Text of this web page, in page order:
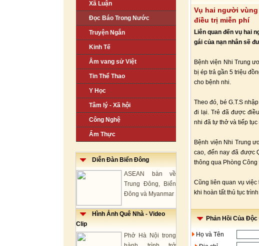
Xã Luận
Đọc Báo Trong Nước
Truyện Ngắn
Kinh Tế
Âm vang sử Việt
Tin Thể Thao
Y Học
Tâm lý - Xã hội
Công Nghệ
Ẩm Thực
Diễn Đàn Biển Đông
ASEAN bàn về
Trung Đông, Biển
Đông và Myanmar
Hình Ảnh Quê Nhà - Video
Clip
Phở Hà Nội trong
Vụ hai người
điều trị miễn phí
Liên quan đến vụ hai
gái của nạn nhân sẽ
Bệnh viện Nhi Trung
bị ép trả gần 5 triệu
cho bệnh nhi.
Theo đó, bé G.T.S
đi lại. Trẻ đã được
nhi đã tự thở và tiếp
Bệnh viện Nhi Trung
cao, đến nay đã được
thông qua Phòng
Cũng liên quan vụ việc
khi hoàn tất thủ tục
Phản Hồi Của
Họ và Tên